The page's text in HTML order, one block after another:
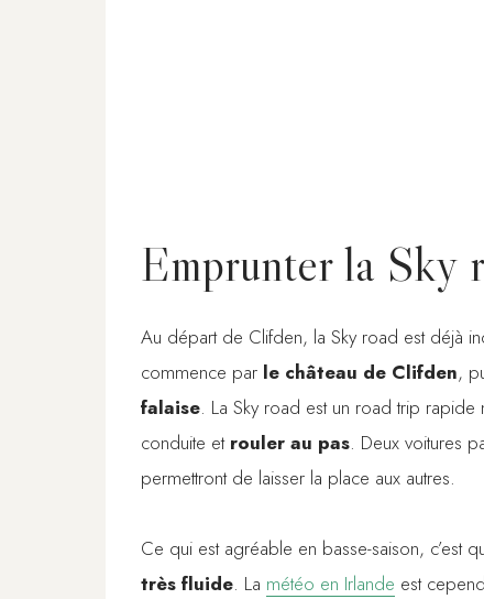
Emprunter la Sky
Au départ de Clifden, la Sky road est déjà
commence par le château de Clifden,
falaise. La Sky road est un road trip rapide
conduite et rouler au pas. Deux voitures
permettront de laisser la place aux autres.
Ce qui est agréable en basse-saison, c’est
très fluide. La météo en Irlande est